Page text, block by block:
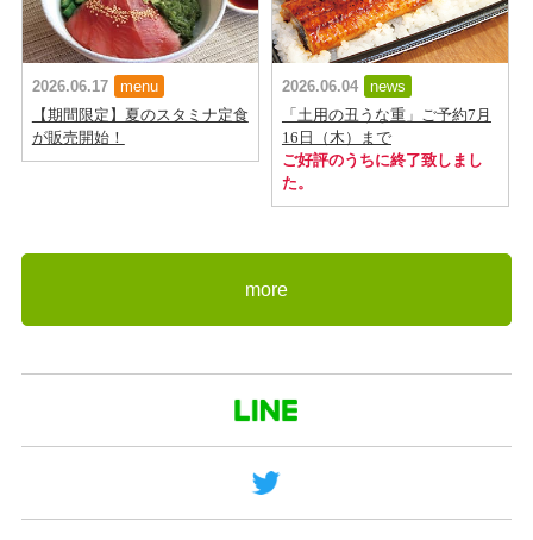
2026.06.17
menu
【期間限定】夏のスタミナ定食
が販売開始！
2026.06.04
news
「土用の丑うな重」ご予約7月
16日（木）まで
ご好評のうちに終了致しまし
た。
more